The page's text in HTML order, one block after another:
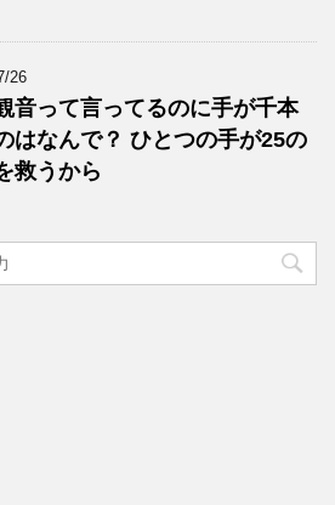
26
音って言ってるのに手が千本
はなんで？ ひとつの手が25の
救うから